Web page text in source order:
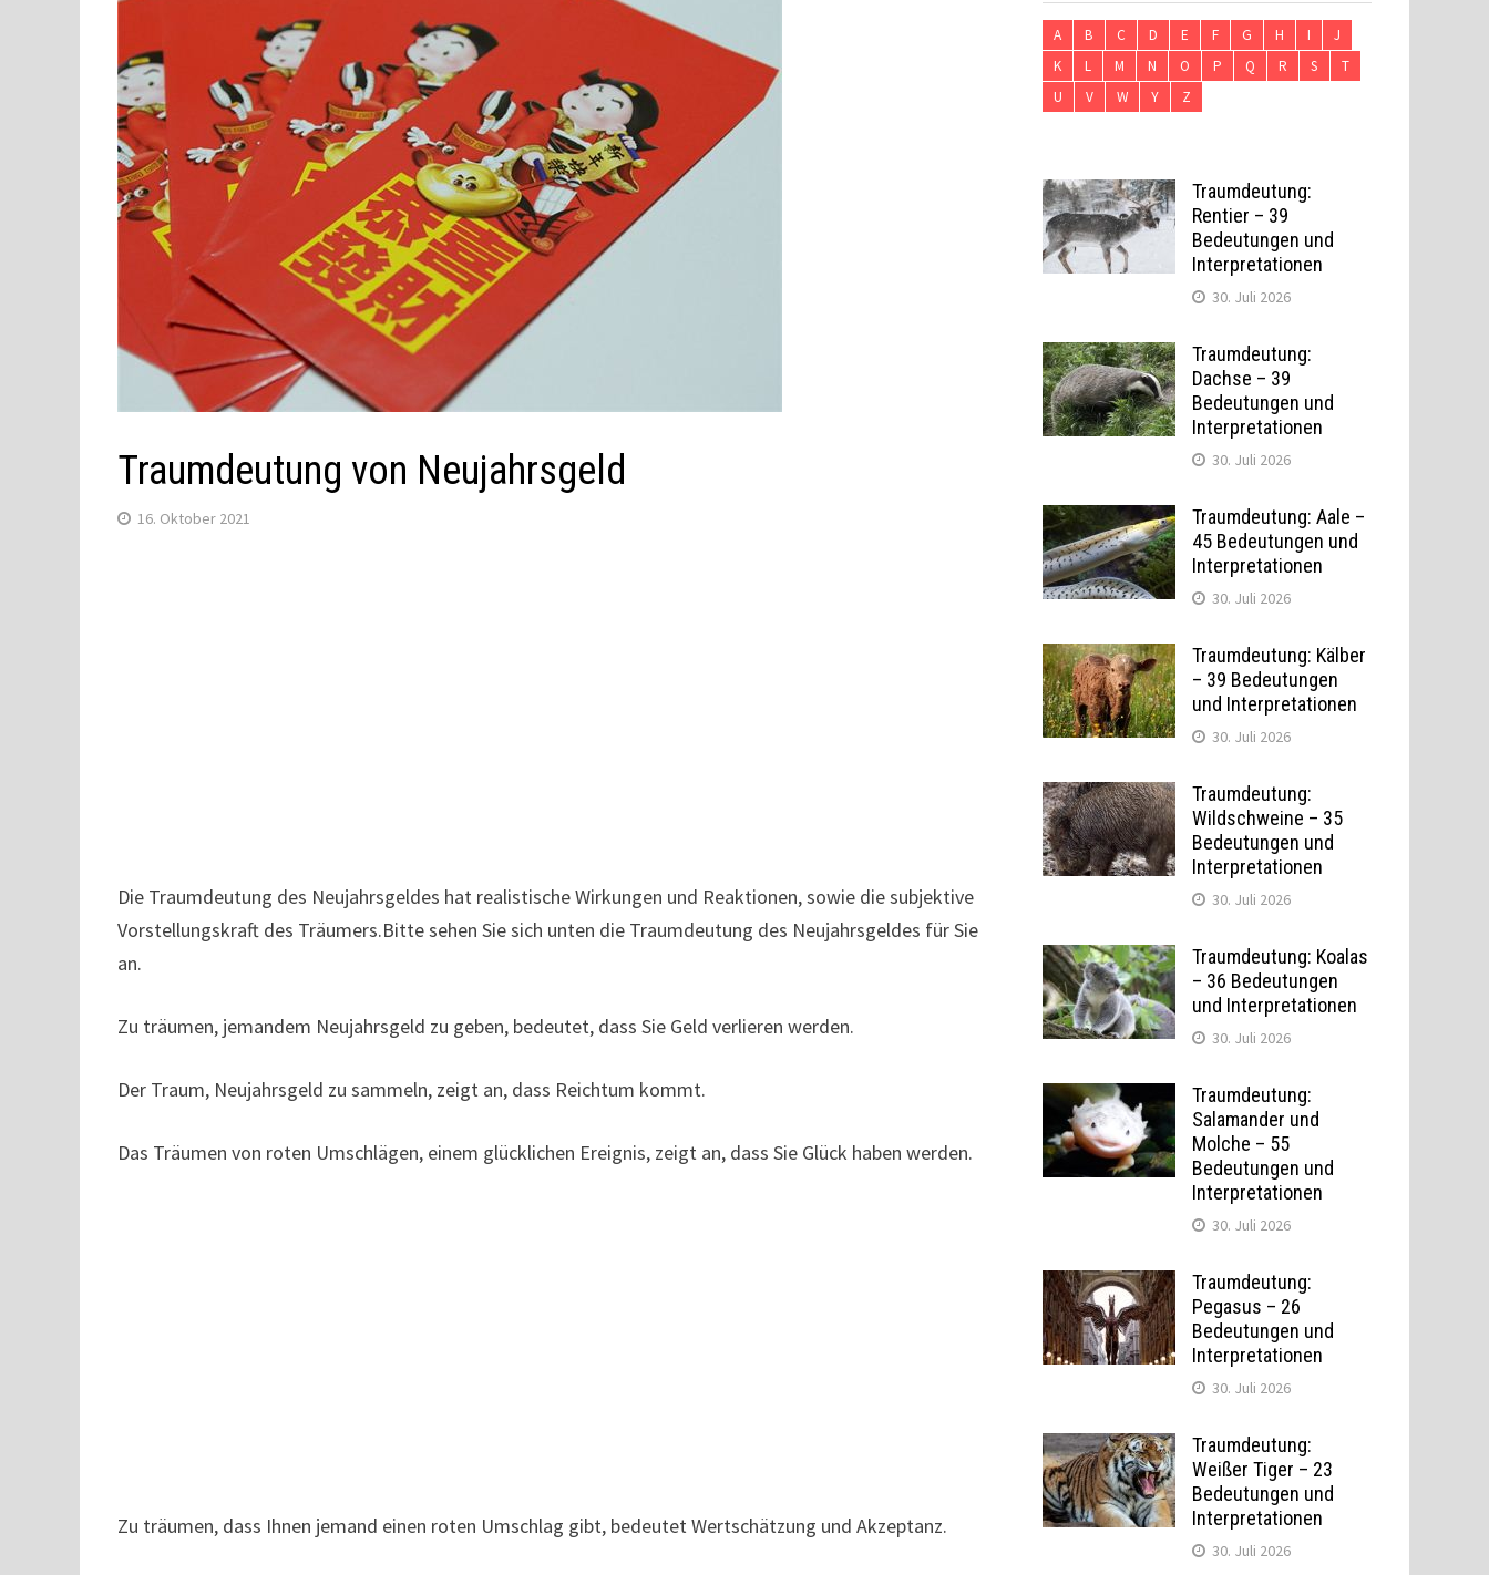
Traumdeutung von Neujahrsgeld
16. Oktober 2021
Die Traumdeutung des Neujahrsgeldes hat realistische Wirkungen und Reaktionen, sowie die subjektive
Vorstellungskraft des Träumers.Bitte sehen Sie sich unten die Traumdeutung des Neujahrsgeldes für Sie
an.
Zu träumen, jemandem Neujahrsgeld zu geben, bedeutet, dass Sie Geld verlieren werden.
Der Traum, Neujahrsgeld zu sammeln, zeigt an, dass Reichtum kommt.
Das Träumen von roten Umschlägen, einem glücklichen Ereignis, zeigt an, dass Sie Glück haben werden.
Zu träumen, dass Ihnen jemand einen roten Umschlag gibt, bedeutet Wertschätzung und Akzeptanz.
A B C D E F G H I
J
K
L M N O P Q R S
T
U
V W Y Z
Traumdeutung:
Rentier – 39
Bedeutungen und
Interpretationen
30. Juli 2026
Traumdeutung:
Dachse – 39
Bedeutungen und
Interpretationen
30. Juli 2026
Traumdeutung: Aale –
45 Bedeutungen und
Interpretationen
30. Juli 2026
Traumdeutung: Kälber
– 39 Bedeutungen
und Interpretationen
30. Juli 2026
Traumdeutung:
Wildschweine – 35
Bedeutungen und
Interpretationen
30. Juli 2026
Traumdeutung: Koalas
– 36 Bedeutungen
und Interpretationen
30. Juli 2026
Traumdeutung:
Salamander und
Molche – 55
Bedeutungen und
Interpretationen
30. Juli 2026
Traumdeutung:
Pegasus – 26
Bedeutungen und
Interpretationen
30. Juli 2026
Traumdeutung:
Weißer Tiger – 23
Bedeutungen und
Interpretationen
30. Juli 2026